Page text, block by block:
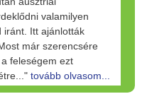
valamilyen
iránt. Itt ajánlották
már szerencsére
feleségem ezt
tovább olvasom...